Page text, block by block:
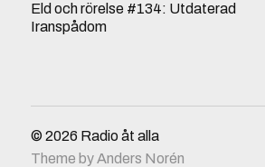
Eld och rörelse #134: Utdaterad
Iranspådom
© 2026 Radio åt alla
Theme byAnders Norén